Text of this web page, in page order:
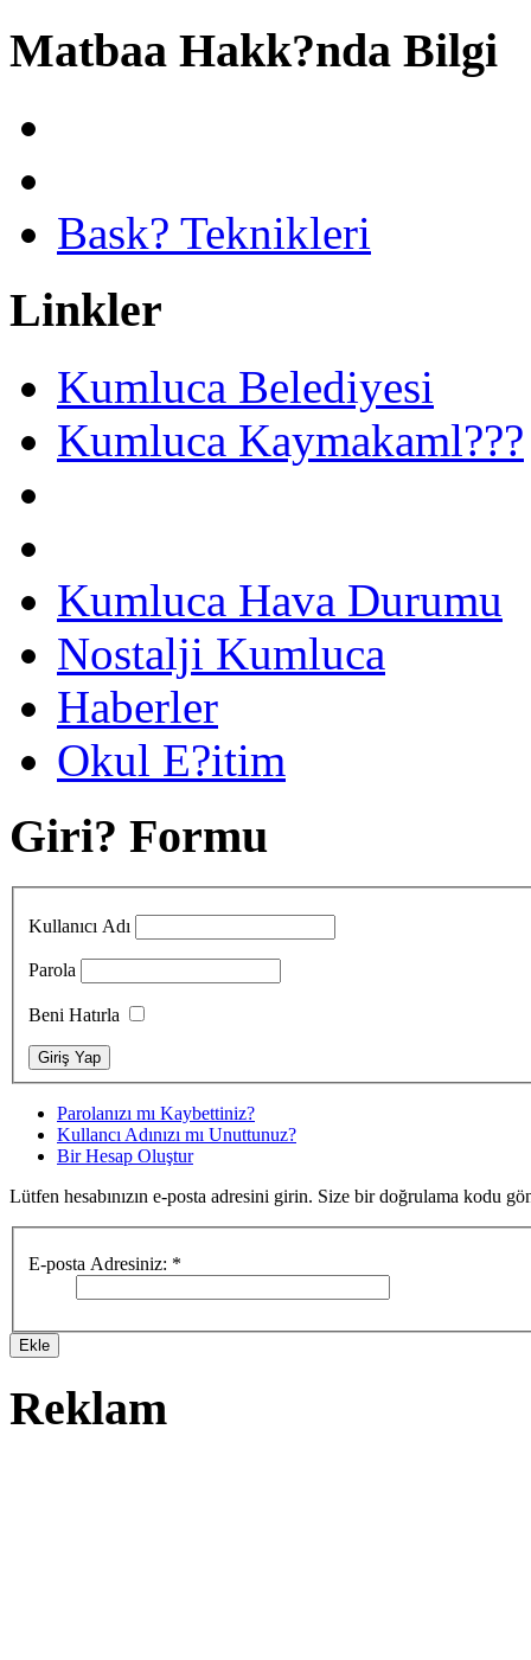
Matbaa Hakk?nda Bilgi
Bask? Teknikleri
Linkler
Kumluca Belediyesi
Kumluca Kaymakaml???
Kumluca Hava Durumu
Nostalji Kumluca
Haberler
Okul E?itim
Giri? Formu
Kullanıcı Adı
Parola
Beni Hatırla
Parolanızı mı Kaybettiniz?
Kullancı Adınızı mı Unuttunuz?
Bir Hesap Oluştur
Lütfen hesabınızın e-posta adresini girin. Size bir doğrulama kodu
E-posta Adresiniz: *
Ekle
Reklam